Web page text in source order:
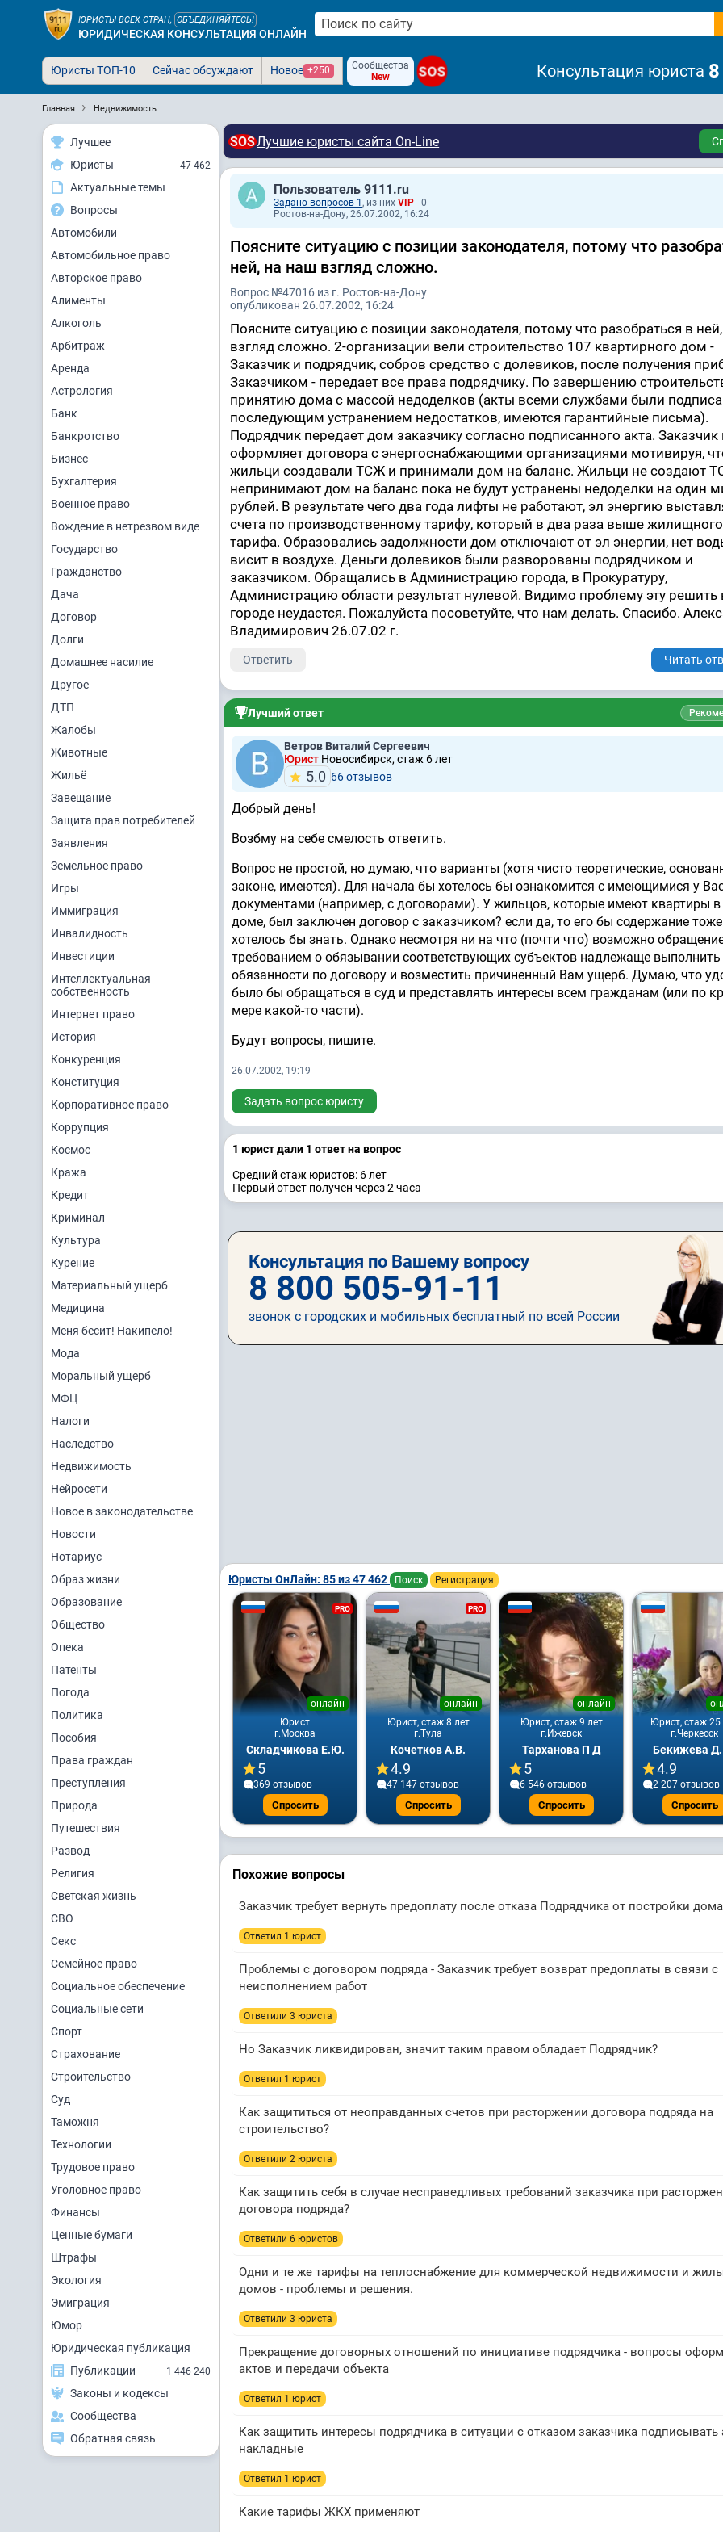
ЮРИСТЫ ВСЕХ СТРАН, ОБЪЕДИНЯЙТЕСЬ!
ЮРИДИЧЕСКАЯ КОНСУЛЬТАЦИЯ ОНЛАЙН
Юристы ТОП-10 Сейчас обсуждают Новое +250
Сообщества
New
SOS Консультация юриста
Главная Недвижимость
Лучшее
Юристы
47 462
Актуальные темы
Вопросы
Автомобили
Автомобильное право
Авторское право
Алименты
Алкоголь
Арбитраж
Аренда
Астрология
Банк
Банкротство
Бизнес
Бухгалтерия
Военное право
Вождение в нетрезвом виде
Государство
Гражданство
Дача
Договор
Долги
Домашнее насилие
Другое
ДТП
Жалобы
Животные
Жильё
Завещание
Защита прав потребителей
Заявления
Земельное право
Игры
Иммиграция
Инвалидность
Инвестиции
Интеллектуальная
собственность
Интернет право
История
Конкуренция
Конституция
Корпоративное право
Коррупция
Космос
Кража
Кредит
Криминал
Культура
Курение
Материальный ущерб
Медицина
Меня бесит! Накипело!
Мода
Моральный ущерб
МФЦ
Налоги
Наследство
Недвижимость
Нейросети
Новое в законодательстве
Новости
Нотариус
Образ жизни
Образование
Общество
Опека
Патенты
Погода
Политика
Пособия
Права граждан
Преступления
Природа
Путешествия
Развод
Религия
Светская жизнь
СВО
Секс
Семейное право
Социальное обеспечение
Социальные сети
Спорт
Страхование
Строительство
Суд
Таможня
Технологии
Трудовое право
Уголовное право
Финансы
Ценные бумаги
Штрафы
Экология
Эмиграция
Юмор
Юридическая публикация
Публикации
1 446 240
Законы и кодексы
Сообщества
Обратная связь
SOSЛучшие юристы сайта On-Line
Пользователь 9111.ru
Задано вопросов 1 , из них VIP - 0
Ростов-на-Дону, 26.07.2002, 16:24
Поясните ситуацию с позиции законодателя, потому что
ней, на наш взгляд сложно.
Вопрос №47016 из г. Ростов-на-Дону
опубликован 26.07.2002, 16:24
Поясните ситуацию с позиции законодателя, потому что разобраться в
взгляд сложно. 2-организации вели строительство 107 квартирного дом -
Заказчик и подрядчик, собров средство с долевиков, после получения
Заказчиком - передает все права подрядчику. По завершению
принятию дома с массой недоделков (акты всеми службами были
последующим устранением недостатков, имеются гарантийные письма).
Подрядчик передает дом заказчику согласно подписанного акта. Заказчик
оформляет договора с энергоснабжающими организациями мотивируя,
жильци создавали ТСЖ и принимали дом на баланс. Жильци не создают
непринимают дом на баланс пока не будут устранены недоделки на один
рублей. В результате чего два года лифты не работают, эл энергию
счета по производственному тарифу, который в два раза выше жилищного
тарифа. Образовались задолжности дом отключают от эл энергии, нет
висит в воздухе. Деньги долевиков были разворованы подрядчиком и
заказчиком. Обращались в Администрацию города, в Прокуратуру,
Администрацию области результат нулевой. Видимо проблему эту решить
городе неудастся. Пожалуйста посоветуйте, что нам делать. Спасибо.
Владимирович 26.07.02 г.
Ответить Читать
Лучший ответ
Ветров Виталий Сергеевич
Юрист Новосибирск, стаж 6 лет
5.0 66 отзывов
Добрый день!
Возбму на себе смелость ответить.
Вопрос не простой, но думаю, что варианты (хотя чисто теоретические,
законе, имеются). Для начала бы хотелось бы ознакомится с имеющимися у
документами (например, с договорами). У жильцов, которые имеют квартиры в
доме, был заключен договор с заказчиком? если да, то его бы содержание тоже
хотелось бы знать. Однако несмотря ни на что (почти что) возможно
требованием о обязывании соответствующих субъектов надлежаще выполнить
обязанности по договору и возместить причиненный Вам ущерб. Думаю, что
было бы обращаться в суд и представлять интересы всем гражданам (или по
мере какой-то части).
Будут вопросы, пишите.
26.07.2002, 19:19
Задать вопрос юристу
1 юрист дали 1 ответ на вопрос
Средний стаж юристов: 6 лет
Первый ответ получен через 2 часа
Консультация по Вашему вопросу
8 800 505-91-11
звонок с городских и мобильных бесплатный по всей России
Юристы ОнЛайн: 85 из 47 462 Поиск Регистрация
PRO
Юрист
онлайн
г.Москва
Складчикова Е.Ю.
5
369 отзывов
Спросить
PRO
Юрист, стаж 8 лет
онлайн
г.Тула
Кочетков А.В.
4.9
47 147 отзывов
Спросить
Юрист, стаж 9 лет
онлайн
г.Ижевск
Тарханова П Д
5
6 546 отзывов
Спросить
Юрист, стаж 25
г.Черкесск
Бекижева
4.9
2 207 отзывов
Спросить
Похожие вопросы
Заказчик требует вернуть предоплату после отказа Подрядчика от постройки дома
Ответил 1 юрист
Проблемы с договором подряда - Заказчик требует возврат предоплаты в связи с
неисполнением работ
Ответили 3 юристa
Но Заказчик ликвидирован, значит таким правом обладает Подрядчик?
Ответил 1 юрист
Как защититься от неоправданных счетов при расторжении договора подряда на
строительство?
Ответили 2 юристa
Как защитить себя в случае несправедливых требований заказчика при
договора подряда?
Ответили 6 юристов
Одни и те же тарифы на теплоснабжение для коммерческой недвижимости и
домов - проблемы и решения.
Ответили 3 юристa
Прекращение договорных отношений по инициативе подрядчика - вопросы
актов и передачи объекта
Ответил 1 юрист
Как защитить интересы подрядчика в ситуации с отказом заказчика подписывать
накладные
Ответил 1 юрист
Какие тарифы ЖКХ применяют